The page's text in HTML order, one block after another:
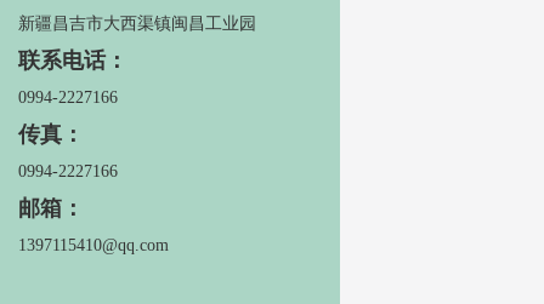
新疆昌吉市大西渠镇闽昌工业园
联系电话：
0994-2227166
传真：
0994-2227166
邮箱：
1397115410@qq.com